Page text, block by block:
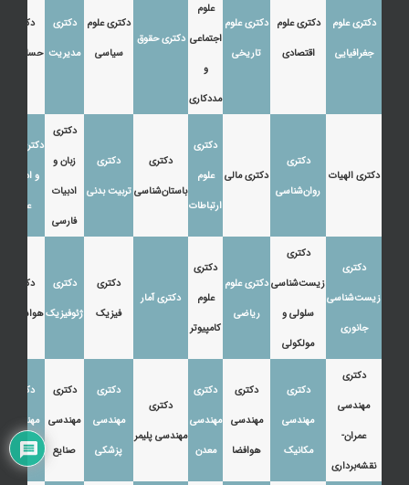
دکتری علوم
جغرافیایی
دکتری علوم
اقتصادی
دکتری علوم
تاریخی
علوم
اجتماعی
و
مددکاری
دکتری حقوق
دکتری علوم
سیاسی
دکتری
مدیریت
دکتری
حسابداری
دکتری الهیات
دکتری
روان‌شناسی
دکتری مالی
دکتری
علوم
ارتباطات
دکتری
باستان‌شناسی
دکتری
تربیت بدنی
دکتری
زبان و
ادبیات
فارسی
دکتری زبان
و ادبیات
عرب
دکتری
زیست‌شناسی
جانوری
دکتری
زیست‌شناسی
سلولی و
مولکولی
دکتری علوم
ریاضی
دکتری
علوم
کامپیوتر
دکتری آمار
دکتری
فیزیک
دکتری
ژئوفیزیک
دکتری
هواشناسی
دکتری
مهندسی
عمران-
نقشه‌برداری
دکتری
مهندسی
مکانیک
دکتری
مهندسی
هوافضا
دکتری
مهندسی
معدن
دکتری
مهندسی پلیمر
دکتری
مهندسی
پزشکی
دکتری
مهندسی
صنایع
دکتری
مهندسی
نفت